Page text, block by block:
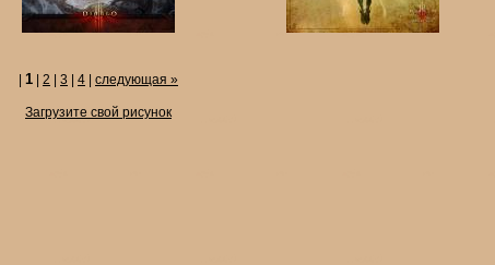
1 2 3 4 следующая »
Загрузите свой рисунок